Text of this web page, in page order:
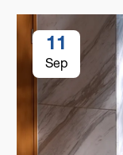
11
Sep